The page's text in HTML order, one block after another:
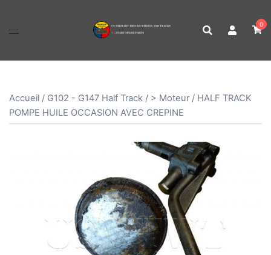
0
Accueil / G102 - G147 Half Track / > Moteur / HALF TRACK
POMPE HUILE OCCASION AVEC CREPINE